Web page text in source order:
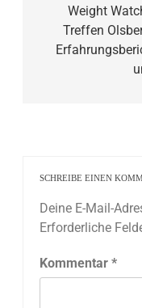
Weight
Treffen
SCHREIBE EINEN
Deine E-Mail-
Erforderliche
Kommentar *